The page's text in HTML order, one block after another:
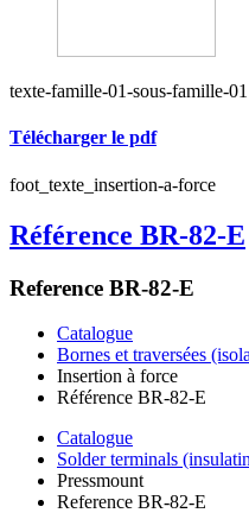
texte-famille-01-sous-famille-01
Télécharger le pdf
foot_texte_insertion-a-force
Référence BR-82-E
Reference BR-82-E
Catalogue
Bornes et traversées
Insertion à force
Référence BR-82-E
Catalogue
Solder terminals
Pressmount
Reference BR-82-E